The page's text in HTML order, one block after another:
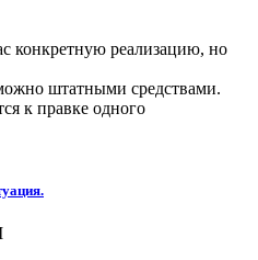
конкретную реализацию, но
штатными средствами.
к правке одного